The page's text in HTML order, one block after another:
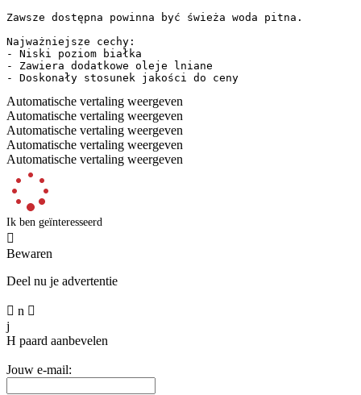
Zawsze dostępna powinna być świeża woda pitna.
Najważniejsze cechy:
- Niski poziom białka
- Zawiera dodatkowe oleje lniane
- Doskonały stosunek jakości do ceny
Automatische vertaling weergeven
Automatische vertaling weergeven
Automatische vertaling weergeven
Automatische vertaling weergeven
Automatische vertaling weergeven
Ik ben geïnteresseerd

Bewaren
Deel nu je advertentie
 n 
j
H paard aanbevelen
Jouw e-mail: